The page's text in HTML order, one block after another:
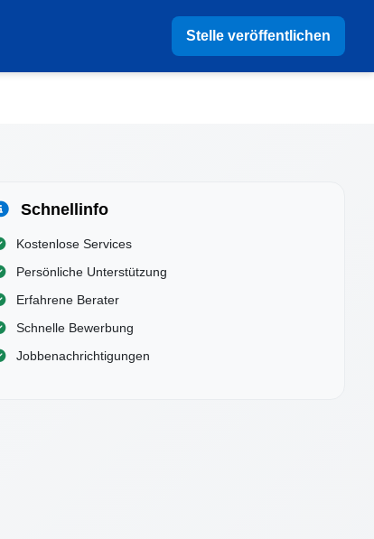
Stelle veröffentlichen
Schnellinfo
Kostenlose Services
Persönliche Unterstützung
Erfahrene Berater
Schnelle Bewerbung
Jobbenachrichtigungen